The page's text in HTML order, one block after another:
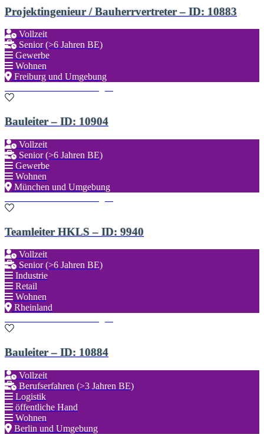
Projektingenieur / Bauherrvertreter – ID: 10883
Vollzeit
Senior (>6 Jahren BE)
Gewerbe
Wohnen
Freiburg und Umgebung
Bauleiter – ID: 10904
Vollzeit
Senior (>6 Jahren BE)
Gewerbe
Wohnen
München und Umgebung
Teamleiter HKLS – ID: 9940
Vollzeit
Senior (>6 Jahren BE)
Industrie
Retail
Wohnen
Rheinland
Bauleiter – ID: 10884
Vollzeit
Berufserfahren (>3 Jahren BE)
Logistik
öffentliche Hand
Wohnen
Berlin und Umgebung